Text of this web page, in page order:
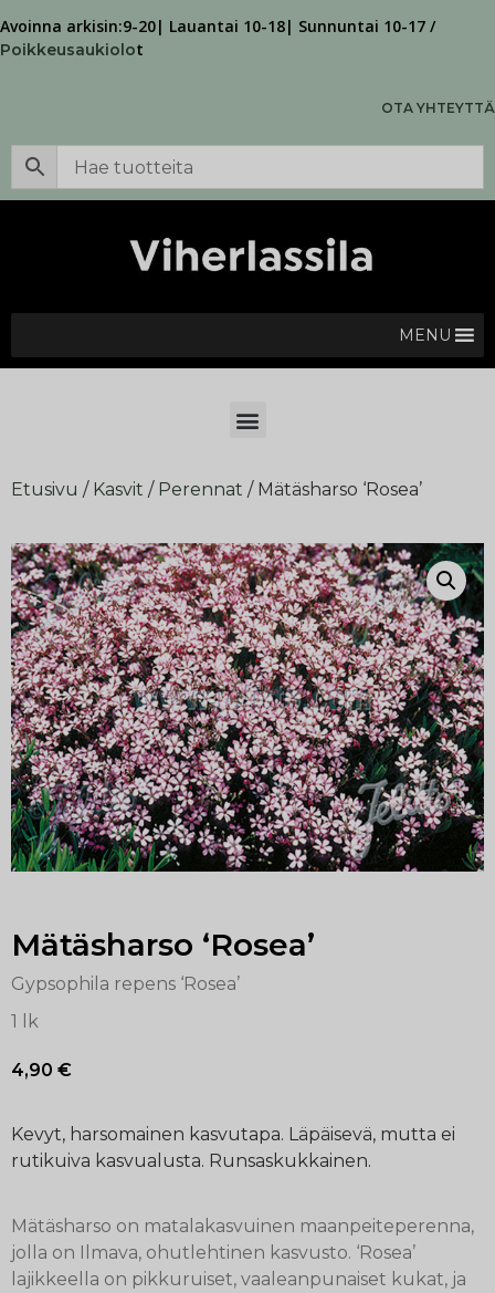
Avoinna arkisin:9-20| Lauantai 10-18| Sunnuntai 10-17 /
Poikkeusaukiolot
OTA YHTEYTTÄ
MENU
Etusivu / Kasvit / Perennat / Mätäsharso ‘Rosea’
Mätäsharso ‘Rosea’
Gypsophila repens ‘Rosea’
1 lk
4,90 €
Kevyt, harsomainen kasvutapa. Läpäisevä, mutta ei
rutikuiva kasvualusta. Runsaskukkainen.
Mätäsharso on matalakasvuinen maanpeiteperenna,
jolla on Ilmava, ohutlehtinen kasvusto. ‘Rosea’
lajikkeella on pikkuruiset, vaaleanpunaiset kukat, ja